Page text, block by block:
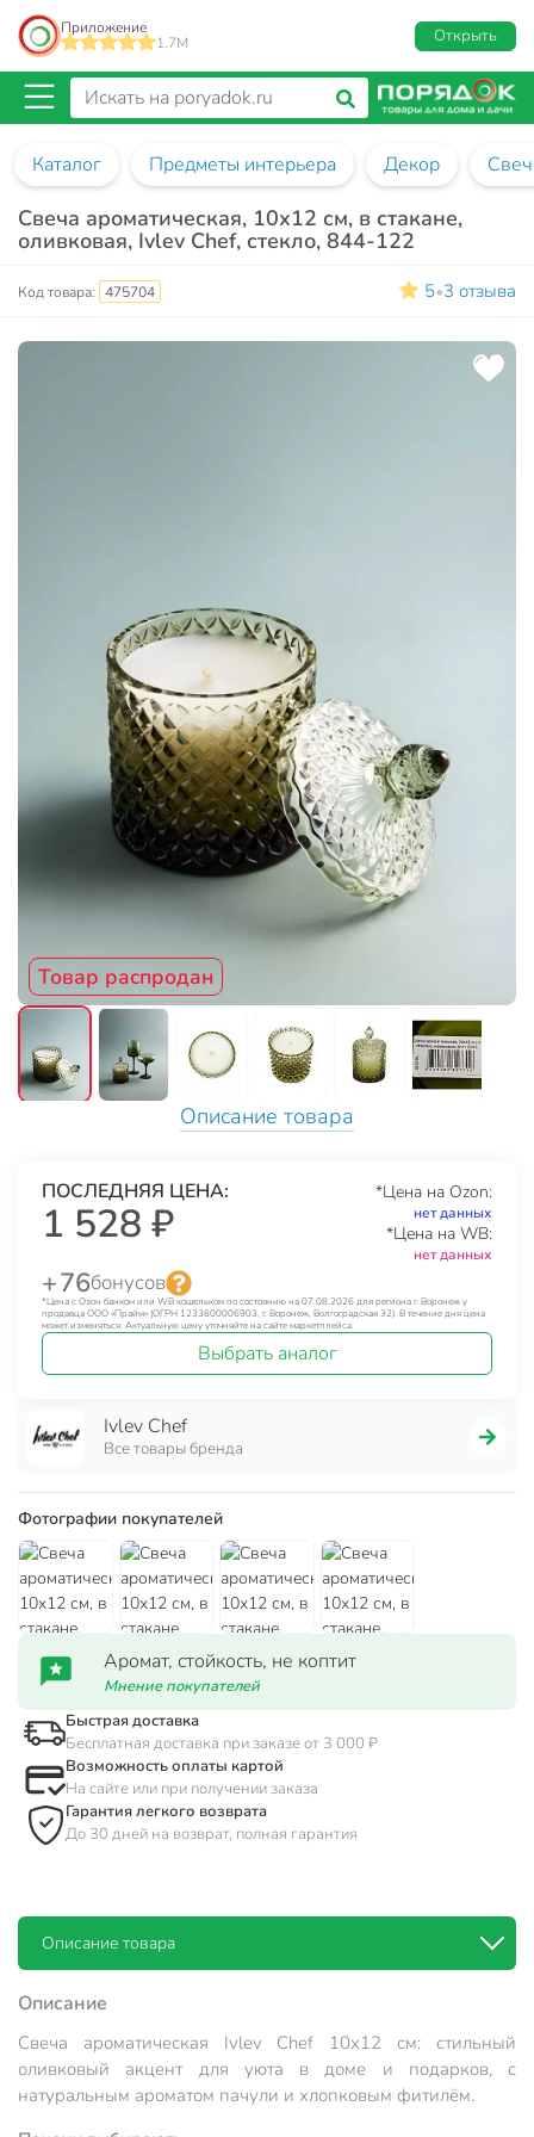
Приложение
1.7M
Открыть
Каталог Предметы интерьера Декор
Свеча ароматическая, 10х12 см, в стакане,
оливковая, Ivlev Chef, стекло, 844-122
Код товара: 475704 5•3 отзыва
Товар распродан
Описание товара
ПОСЛЕДНЯЯ ЦЕНА:
1 528 ₽
*Цена на Ozon:
нет данных
*Цена на WB:
нет данных
+ 76бонусов
*Цена с Озон банком или WB кошельком по состоянию на 07.08.2026 для региона г. Воронеж у
продавца ООО «Прайм» (ОГРН 1233600006903, г. Воронеж, Волгоградская 32). В течение дня цена
может изменяться. Актуальную цену уточняйте на сайте маркетплейса.
Выбрать аналог
Ivlev Chef
Все товары бренда
Фотографии покупателей
Аромат, стойкость, не коптит
Мнение покупателей
Быстрая доставка
Бесплатная доставка при заказе от 3 000 ₽
Возможность оплаты картой
На сайте или при получении заказа
Гарантия легкого возврата
До 30 дней на возврат, полная гарантия
Описание товара
Описание
Свеча ароматическая Ivlev Chef 10х12 см: стильный
оливковый акцент для уюта в доме и подарков, с
натуральным ароматом пачули и хлопковым фитилём.